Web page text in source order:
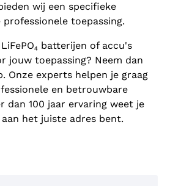
wij een specifieke
toepassing.
batterijen of accu's
jouw toepassing? Neem dan
Onze experts helpen je graag
en betrouwbare
dan 100 jaar ervaring weet je
het juiste adres bent.